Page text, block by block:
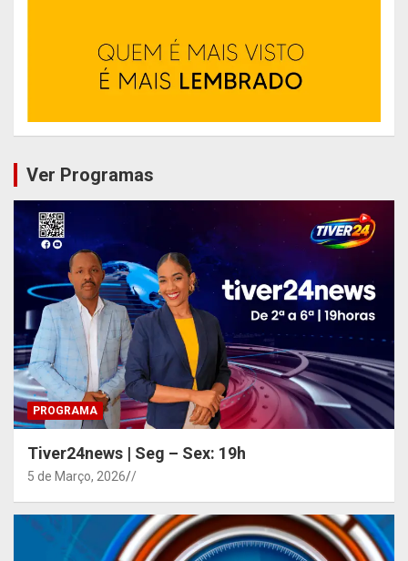
Ver Programas
PROGRAMA
Tiver24news | Seg – Sex: 19h
5 de Março, 2026 /